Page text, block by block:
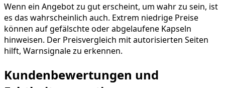
Wenn ein Angebot zu gut erscheint, um wahr zu sein, ist
es das wahrscheinlich auch. Extrem niedrige Preise
können auf gefälschte oder abgelaufene Kapseln
hinweisen. Der Preisvergleich mit autorisierten Seiten
hilft, Warnsignale zu erkennen.
Kundenbewertungen und